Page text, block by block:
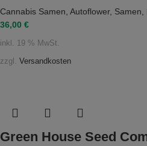
Cannabis Samen, Autoflower, Samen,
36,00 €
inkl. 19 % MwSt.
zzgl. Versandkosten
Green House Seed